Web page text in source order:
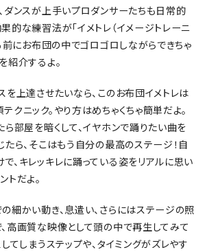
ダンスが上手いプロダンサーたちも日常的
的な練習法が「イメトレ（イメージトレーニ
る前にお布団の中でゴロゴロしながらできちゃ
紹介するよ。
を上達させたいなら、このお布団イメトレは
クニック。やり方はめちゃくちゃ簡単だよ。
ら部屋を暗くして、イヤホンで踊りたい曲を
たら、そこはもう自分の最高のステージ！自
、キレッキレに踊っている姿をリアルに思い
トだよ。
細かい動き、息遣い、さらにはステージの照
高画質な映像として頭の中で再生してみて
てしまうステップや、タイミングがズレやす